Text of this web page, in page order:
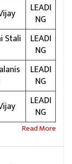
LEADI
NG
Stali
LEADI
NG
LEADI
NG
LEADI
NG